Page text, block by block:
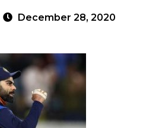
December 28, 2020